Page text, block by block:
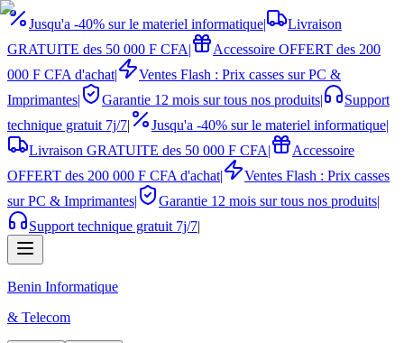
Jusqu'a -40% sur le materiel informatique|
Livraison
GRATUITE des 50 000 F CFA|
Accessoire OFFERT des 200
000 F CFA d'achat|
Ventes Flash : Prix casses sur PC &
Imprimantes| Garantie 12 mois sur tous nos produits|
Support
technique gratuit 7j/7| Jusqu'a -40% sur le materiel informatique|
Livraison GRATUITE des 50 000 F CFA|
Accessoire
OFFERT des 200 000 F CFA d'achat|
Ventes Flash : Prix casses
sur PC & Imprimantes| Garantie 12 mois sur tous nos produits|
Support technique gratuit 7j/7|
Benin Informatique
& Telecom